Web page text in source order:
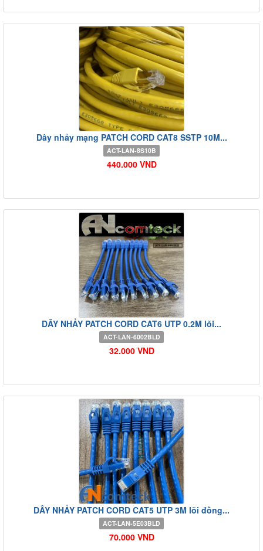
Dây nhảy mạng PATCH CORD CAT8 SSTP 10M...
ACT-LAN-8S10B
440.000 VND
DÂY NHẢY PATCH CORD CAT6 UTP 0.2M lõi...
ACT-LAN-6002BLD
32.000 VND
DÂY NHẢY PATCH CORD CAT5 UTP 3M lõi đồng...
ACT-LAN-5E03BLD
70.000 VND